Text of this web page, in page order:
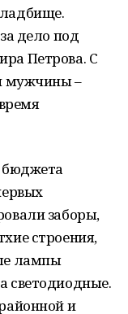
дело под
Петрова. С
мужчины –
бюджета
заборы,
строения,
лампы
светодиодные.
и